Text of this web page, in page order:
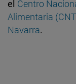
el Centro
Alimentaria
Navarra.